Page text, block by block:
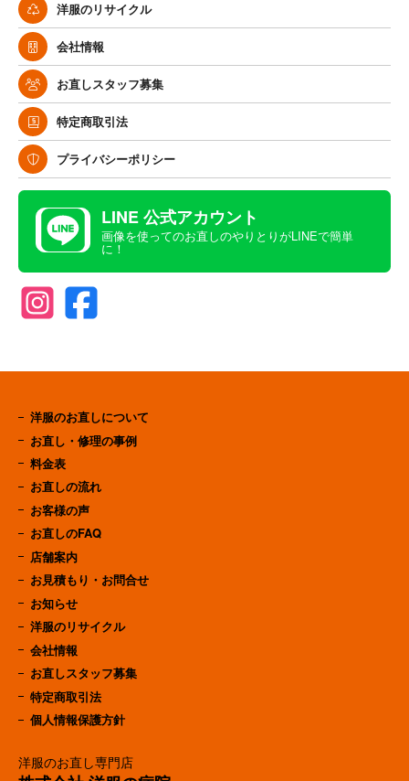
洋服のリサイクル
会社情報
お直しスタッフ募集
特定商取引法
プライバシーポリシー
LINE 公式アカウント
画像を使ってのお直しのやりとりがLINEで簡単
に！
洋服のお直し専門店
洋服のお直しについて
お直し・修理の事例
料金表
お直しの流れ
お客様の声
お直しのFAQ
店舗案内
お見積もり・お問合せ
お知らせ
洋服のリサイクル
会社情報
お直しスタッフ募集
特定商取引法
個人情報保護方針